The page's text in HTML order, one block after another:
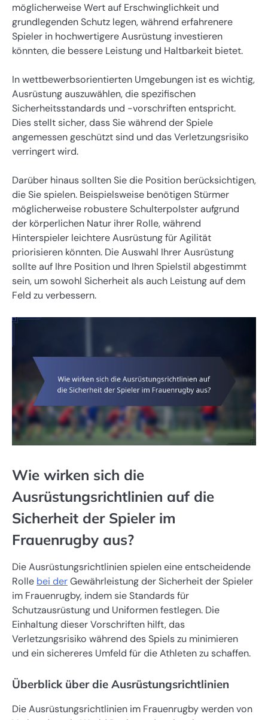
möglicherweise Wert auf Erschwinglichkeit und
grundlegenden Schutz legen, während erfahrenere
Spieler in hochwertigere Ausrüstung investieren
könnten, die bessere Leistung und Haltbarkeit bietet.
In wettbewerbsorientierten Umgebungen ist es wichtig,
Ausrüstung auszuwählen, die spezifischen
Sicherheitsstandards und -vorschriften entspricht.
Dies stellt sicher, dass Sie während der Spiele
angemessen geschützt sind und das Verletzungsrisiko
verringert wird.
Darüber hinaus sollten Sie die Position berücksichtigen,
die Sie spielen. Beispielsweise benötigen Stürmer
möglicherweise robustere Schulterpolster aufgrund
der körperlichen Natur ihrer Rolle, während
Hinterspieler leichtere Ausrüstung für Agilität
priorisieren könnten. Die Auswahl Ihrer Ausrüstung
sollte auf Ihre Position und Ihren Spielstil abgestimmt
sein, um sowohl Sicherheit als auch Leistung auf dem
Feld zu verbessern.
Wie wirken sich die
Ausrüstungsrichtlinien auf die
Sicherheit der Spieler im
Frauenrugby aus?
Die Ausrüstungsrichtlinien spielen eine entscheidende
Rolle bei derGewährleistung der Sicherheit der Spieler
im Frauenrugby, indem sie Standards für
Schutzausrüstung und Uniformen festlegen. Die
Einhaltung dieser Vorschriften hilft, das
Verletzungsrisiko während des Spiels zu minimieren
und ein sichereres Umfeld für die Athleten zu schaffen.
Überblick über die Ausrüstungsrichtlinien
Die Ausrüstungsrichtlinien im Frauenrugby werden von